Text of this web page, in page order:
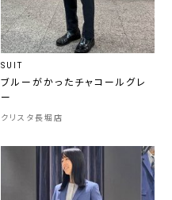
SUIT
ブルーがかったチャコールグレ
ー
クリスタ長堀店